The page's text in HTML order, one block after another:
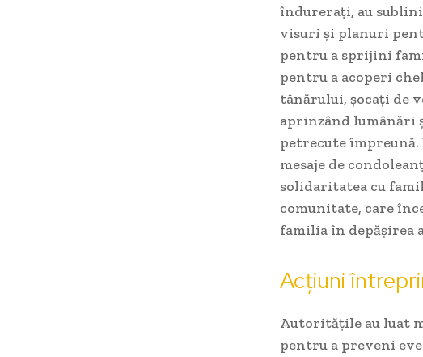
îndurerați, au
visuri și planuri
pentru a sprijini
pentru a acoperi
tânărului, șocați de
aprinzând lumânări
petrecute împreună.
mesaje de
solidaritatea cu
comunitate, care
familia în depășirea
Acțiuni
Autoritățile au luat
pentru a preveni